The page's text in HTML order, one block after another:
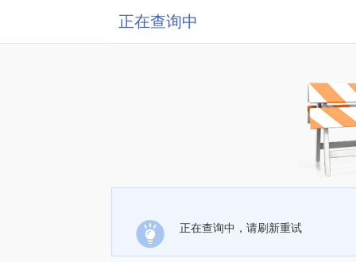
正在查询中
正在查询中，请刷新重试